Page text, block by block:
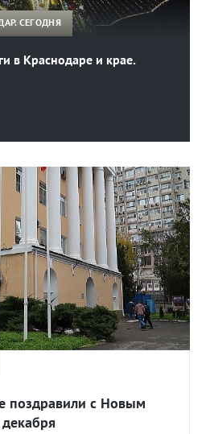
в Краснодаре и крае.
СЕГОДНЯ
поздравили с Новым